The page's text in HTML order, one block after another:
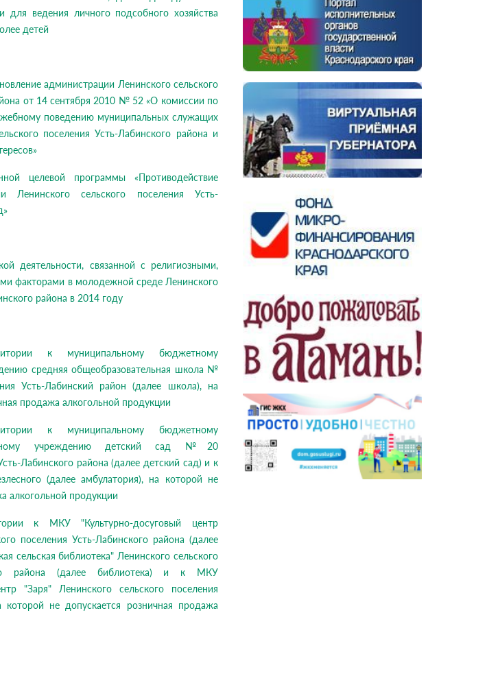
для ведения личного подсобного хозяйства
детей
администрации Ленинского сельского
от 14 сентября 2010 № 52 «О комиссии по
поведению муниципальных служащих
поселения Усть-Лабинского района и
целевой программы «Противодействие
Ленинского сельского поселения Усть-
деятельности, связанной с религиозными,
факторами в молодежной среде Ленинского
района в 2014 году
к муниципальному бюджетному
средняя общеобразовательная школа №
Усть-Лабинский район (далее школа), на
продажа алкогольной продукции
к муниципальному бюджетному
учреждению детский сад №20
Лабинского района (далее детский сад) и к
(далее амбулатория), на которой не
алкогольной продукции
к МКУ "Культурно-досуговый центр
поселения Усть-Лабинского района (далее
сельская библиотека" Ленинского сельского
района (далее библиотека) и к МКУ
"Заря" Ленинского сельского поселения
не допускается розничная продажа